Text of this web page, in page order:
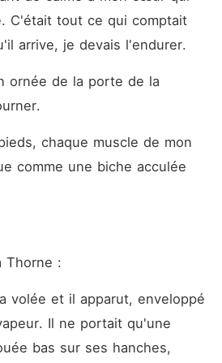
C'était tout ce qui comptait
arrive, je devais l'endurer.
ornée de la porte de la
chaque muscle de mon
comme une biche acculée
Thorne :
volée et il apparut, enveloppé
Il ne portait qu'une
bas sur ses hanches,